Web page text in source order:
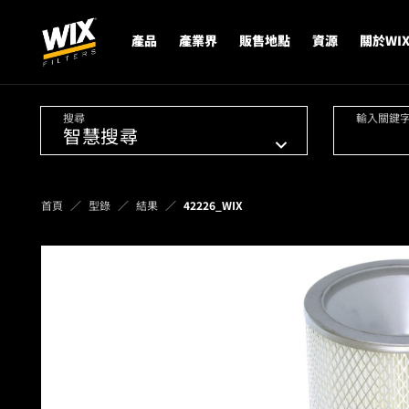
產品 產業界 販售地點 資源 關於WIX
搜尋 輸入關鍵
首頁 型錄 結果 42226_WIX